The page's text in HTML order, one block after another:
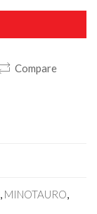
Compare
, MINOTAURO,